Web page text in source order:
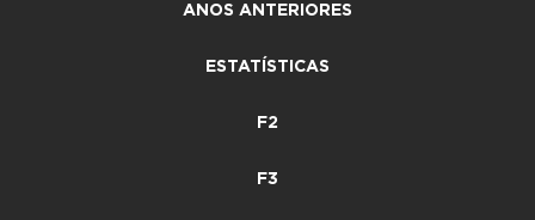
ANOS ANTERIORES
ESTATÍSTICAS
F2
F3